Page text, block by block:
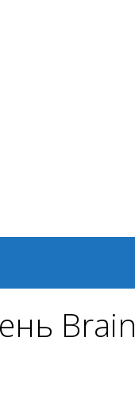
Brain